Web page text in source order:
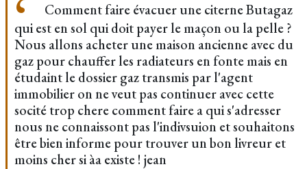
Comment faire évacuer une citerne Butagaz
qui est en sol qui doit payer le maçon ou la pelle ?
Nous allons acheter une maison ancienne avec du
gaz pour chauffer les radiateurs en fonte mais en
étudaint le dossier gaz transmis par l'agent
immobilier on ne veut pas continuer avec cette
socité trop chere comment faire a qui s'adresser
nous ne connaissont pas l'indivsuion et souhaitons
être bien informe pour trouver un bon livreur et
moins cher si àa existe ! jean